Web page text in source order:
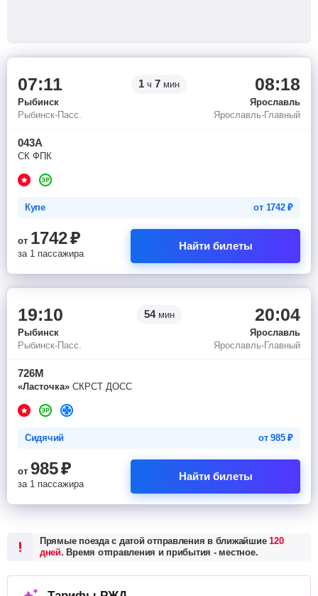
07:11 1 ч 7 мин 08:18
Рыбинск
Ярославль
Рыбинск-Пасс.
Ярославль-Главный
043А
СК ФПК
Купе от 1742₽
от 1742₽
за 1 пассажира
Найти билеты
19:10 54мин 20:04
Рыбинск
Ярославль
Рыбинск-Пасс.
Ярославль-Главный
726М
«Ласточка» СКРСТ ДОСС
Сидячий от985₽
от 985₽
за 1 пассажира
Найти билеты
Прямые поезда с датой отправления в ближайшие120
дней. Время отправления и прибытия - местное.